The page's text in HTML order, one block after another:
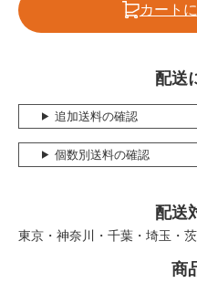
カート
配送
追加送料の確認
個数別送料の確認
配送
東京・神奈川・千葉・埼玉・
商